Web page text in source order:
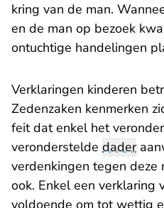
kring van de man.
en de man op bezoek
ontuchtige handelingen
Verklaringen kinderen
Zedenzaken kenmerken
feit dat enkel het
veronderstelde dader
verdenkingen tegen
ook. Enkel een verklaring
voldoende om tot wettig